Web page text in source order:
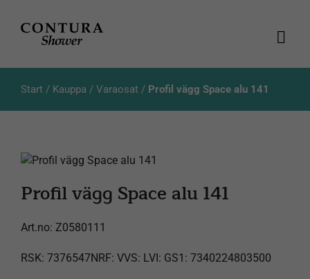
Tietoja meistä
search
Start/ Kauppa / Varaosat/ Profil vägg Space alu 141
Profil vägg Space alu 141
Art.no: Z0580111
RSK: 7376547NRF: VVS: LVI: GS1: 7340224803500